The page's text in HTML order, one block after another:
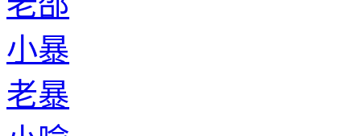
小暴
老暴